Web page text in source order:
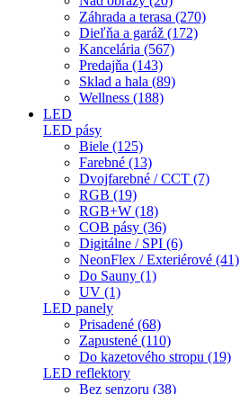
Záhrada a terasa (270)
Dieľňa a garáž (172)
Kancelária (567)
Predajňa (143)
Sklad a hala (89)
Wellness (188)
LED
LED pásy
Biele (125)
Farebné (13)
Dvojfarebné / CCT (7)
RGB (19)
RGB+W (18)
COB pásy (36)
Digitálne / SPI (6)
NeonFlex / Exteriérové (41)
Do Sauny (1)
UV (1)
LED panely
Prisadené (68)
Zapustené (110)
Do kazetového stropu (19)
LED reflektory
Bez senzoru (38)